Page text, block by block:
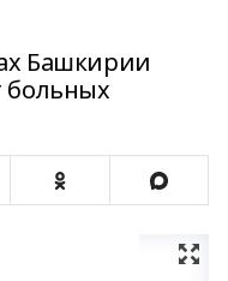
Башкирии
больных